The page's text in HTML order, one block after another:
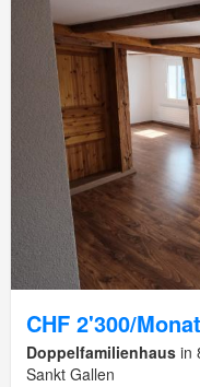
CHF 2'300/Monat
Doppelfamilienhaus in
Sankt Gallen